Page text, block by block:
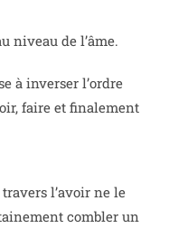
niveau de l’âme.
à inverser l’ordre
faire et finalement
l’avoir ne le
combler un